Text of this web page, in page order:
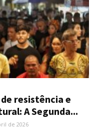
resistência e
A Segunda...
de 2026